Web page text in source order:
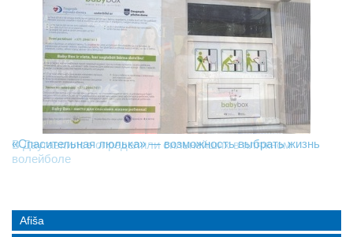
В Даугавпилсе определили сильнейших в пляжном
волейболе
«Спасительная люлька» — возможность выбрать жизнь
Новое поколение пограничников: Даугавпилсское
управление пополнили молодые специалисты
Afiša